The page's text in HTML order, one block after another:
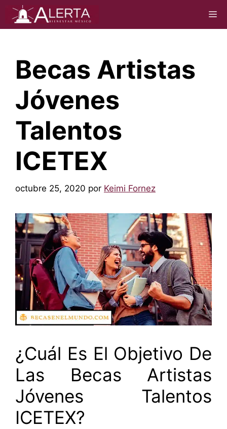
Saltar
contenido
Becas Artistas
Jóvenes
Talentos
ICETEX
octubre 25, 2020 por Keimi Fornez
¿Cuál Es El Objetivo De
Las Becas Artistas
Jóvenes Talentos
ICETEX?